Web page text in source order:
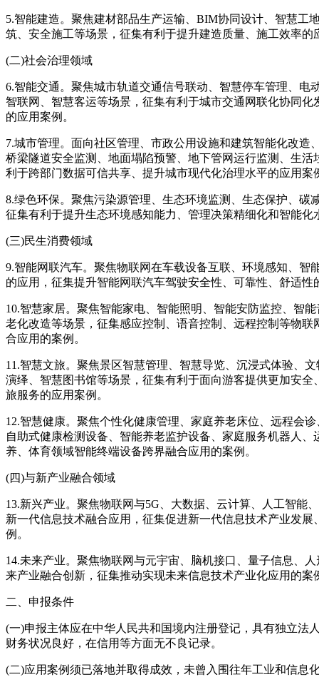
5.智能建造。聚焦建材部品生产运输、BIM协同设计、智慧工
筑、安全施工等场景，征集有利于提升建造质量、施工效率的
(二)社会治理领域
6.智能交通。聚焦城市轨道交通信号联动、智慧停车管理、电
智联网、智慧客运等场景，征集有利于城市交通网联化协同化
的应用案例。
7.城市管理。面向社区管理、市政公用设施和建筑智能化改造
桥梁隧道安全监测、地面塌陷预警、地下管网运行监测、生活
利于跨部门数据可信共享、提升城市现代化治理水平的应用案
8.绿色环保。聚焦污染源管理、生态环境监测、生态保护、碳
征集有利于提升生态环境感知能力、管理决策精细化和智能化
(三)民生消费领域
9.智能网联汽车。聚焦物联网在车载设备互联、环境感知、智
的应用，征集提升智能网联汽车驾驶安全性、可靠性、舒适性
10.智慧家居。聚焦智能家电、智能照明、智能安防监控、智
老化改造等场景，征集感应控制、语音控制、远程控制等物联
合应用的案例。
11.智慧文旅。聚焦景区智慧管理、智慧导览、沉浸式体验、
演绎、智慧图书馆等场景，征集有利于面向游客提供更加安全
旅服务的应用案例。
12.智慧健康。聚焦个性化健康管理、家庭养老床位、远程会
自助式健康检测设备、智能养老监护设备、家庭服务机器人、
养、体育领域智能终端设备跨界融合应用的案例。
(四)与新产业融合领域
13.新兴产业。聚焦物联网与5G、大数据、云计算、人工智能
新一代信息技术融合应用，征集促进新一代信息技术产业发展
例。
14.未来产业。聚焦物联网与元宇宙、脑机接口、量子信息、
来产业融合创新，征集推动实现未来信息技术产业化应用的案
二、申报条件
(一)申报主体应在中华人民共和国境内注册登记，具有独立法
财务状况良好，在信用等方面无不良记录。
(二)应用案例须已落地并取得成效，未曾入围往年工业和信息